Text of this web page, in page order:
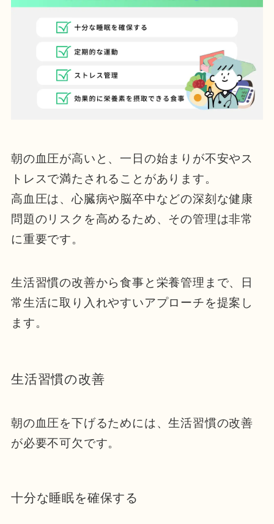
朝の血圧が高いと、一日の始まりが不安やス
トレスで満たされることがあります。
高血圧は、心臓病や脳卒中などの深刻な健康
問題のリスクを高めるため、その管理は非常
に重要です。
生活習慣の改善から食事と栄養管理まで、日
常生活に取り入れやすいアプローチを提案し
ます。
生活習慣の改善
朝の血圧を下げるためには、生活習慣の改善
が必要不可欠です。
十分な睡眠を確保する